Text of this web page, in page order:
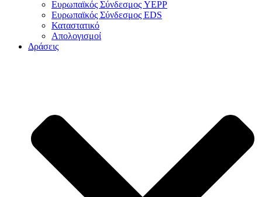
Ευρωπαϊκός Σύνδεσμος YEPP
Ευρωπαϊκός Σύνδεσμος EDS
Καταστατικό
Απολογισμοί
Δράσεις